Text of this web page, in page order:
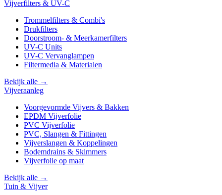
Vijverfilters & UV-C
Trommelfilters & Combi's
Drukfilters
Doorstroom- & Meerkamerfilters
UV-C Units
UV-C Vervanglampen
Filtermedia & Materialen
Bekijk alle →
Vijveraanleg
Voorgevormde Vijvers & Bakken
EPDM Vijverfolie
PVC Vijverfolie
PVC, Slangen & Fittingen
Vijverslangen & Koppelingen
Bodemdrains & Skimmers
Vijverfolie op maat
Bekijk alle →
Tuin & Vijver